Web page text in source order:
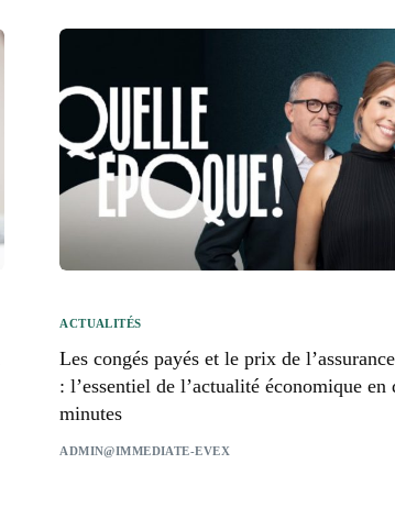
ACTUALITÉS
Les congés payés et le prix de
: l’essentiel de l’actualité économique en
minutes
ADMIN@IMMEDIATE-EVEX